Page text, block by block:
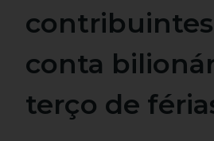
conta
terço de